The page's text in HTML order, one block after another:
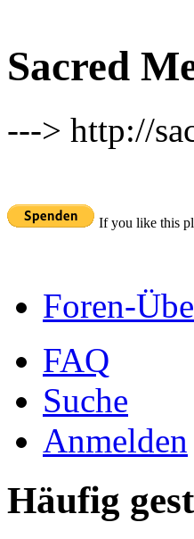
Sacred
---> http://
If you like this
Foren-
FAQ
Suche
Anmelden
Häufig